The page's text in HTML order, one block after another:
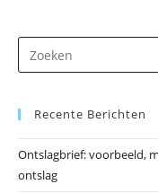
Recente Berichten
Ontslagbrief: voorbeeld,
ontslag